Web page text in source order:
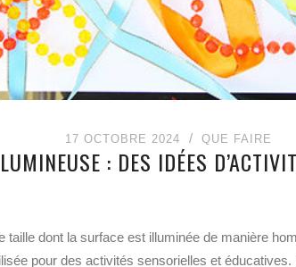
17 OCTOBRE 2024 QUE FAIRE
: DES IDÉES
taille dont la surface est illuminée de manière
pour des activités sensorielles et